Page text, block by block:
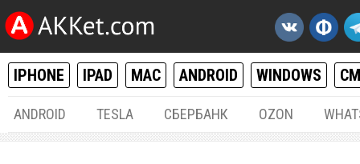
IPHONE IPAD MAC ANDROID WINDOWS
ANDROID TESLA СБЕРБАНК OZON